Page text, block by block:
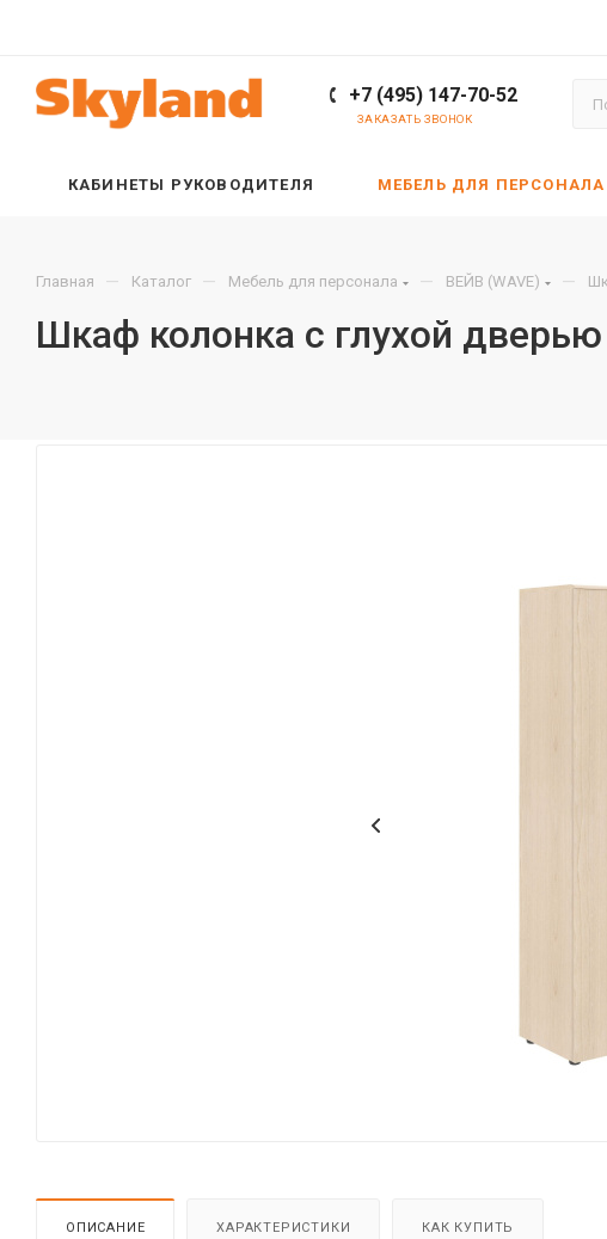
+7 (495) 147-70-52
ЗАКАЗАТЬ ЗВОНОК
КАБИНЕТЫ РУКОВОДИТЕЛЯ МЕБЕЛЬ ДЛЯ ПЕРСОНАЛА
Главная — Каталог — Мебель для персонала — ВЕЙВ (WAVE) —
Шкаф колонка с глухой
ОПИСАНИЕ ХАРАКТЕРИСТИКИ КАК КУПИТЬ